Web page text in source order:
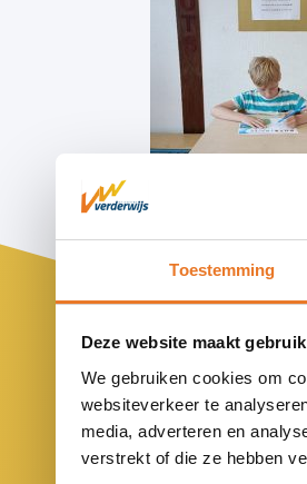
Toestemming
Deze website maakt
We gebruiken cookies om
websiteverkeer te
media, adverteren en
verstrekt of die ze hebben